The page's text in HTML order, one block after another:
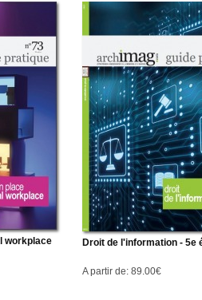
workplace Droit de l'information - 5e
A partir de:89.00€